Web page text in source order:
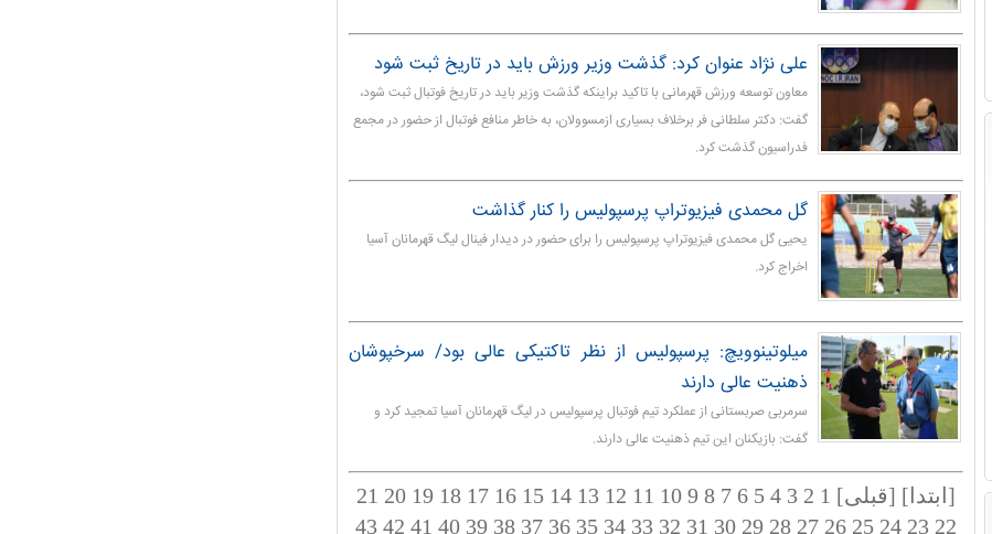
علی نژاد عنوان کرد: گذشت وزیر ورزش باید در تاریخ ثبت شود
معاون توسعه ورزش قهرمانی با تاکید براینکه گذشت وزیر باید در تاریخ فوتبال ثبت شود،
گفت: دکتر سلطانی فر برخلاف بسیاری ازمسوولان، به خاطر منافع فوتبال از حضور در مجمع
فدراسیون گذشت کرد.
گل محمدی فیزیوتراپ پرسپولیس را کنار گذاشت
یحیی گل محمدی فیزیوتراپ پرسپولیس را برای حضور در دیدار فینال لیگ قهرمانان آسیا
اخراج کرد.
میلوتینوویچ: پرسپولیس از نظر تاکتیکی عالی بود/ سرخپوشان
ذهنیت عالی دارند
سرمربی صربستانی از عملکرد تیم فوتبال پرسپولیس در لیگ قهرمانان آسیا تمجید کرد و
گفت: بازیکنان این تیم ذهنیت عالی دارند.
[ابتدا] [قبلی] 1
2
3
4
5
6
7
8
9
10
11
12
13
14
15
16
17
18
19
20
21
22
23
24
25
26
27
28
29
30
31
32
33
34
35
36
37
38
39
40
41
42
43